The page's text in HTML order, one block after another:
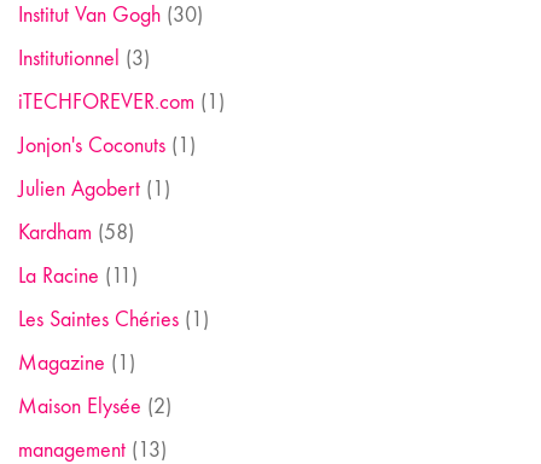
Institut Van Gogh (30)
Institutionnel (3)
iTECHFOREVER.com (1)
Jonjon's Coconuts (1)
Julien Agobert (1)
Kardham (58)
La Racine (11)
Les Saintes Chéries (1)
Magazine (1)
Maison Elysée (2)
management (13)